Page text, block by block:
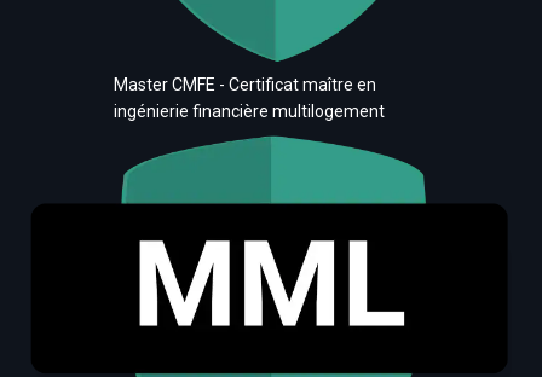
Master CMFE - Certificat maître en
ingénierie financière multilogement